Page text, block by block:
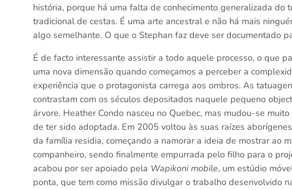
história, porque há uma falta de conhecimento generalizada do
tradicional de cestas. É uma arte ancestral e não há mais
algo semelhante. O que o Stephan faz deve ser documentado
É de facto interessante assistir a todo aquele processo, o que
uma nova dimensão quando começamos a perceber a
experiência que o protagonista carrega aos ombros. As
contrastam com os séculos depositados naquele pequeno
árvore. Heather Condo nasceu no Quebec, mas mudou-se
de ter sido adoptada. Em 2005 voltou às suas raízes
da família residia, começando a namorar a ideia de mostrar ao
companheiro, sendo finalmente empurrada pelo filho para o
acabou por ser apoiado pela Wapikoni mobile, um estúdio
ponta, que tem como missão divulgar o trabalho desenvolvido